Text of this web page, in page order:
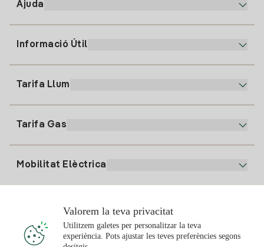
Ajuda
91 919 52 73
clientes@tuiberdrola.es
Informació Útil
Alta Gas
Tarifa Llum
Tarifa Gas
Mobilitat Elèctrica
Punts de Recàrrega
Valorem la teva privacitat
Utilitzem galetes per personalitzar la teva
experiència. Pots ajustar les teves preferències segons